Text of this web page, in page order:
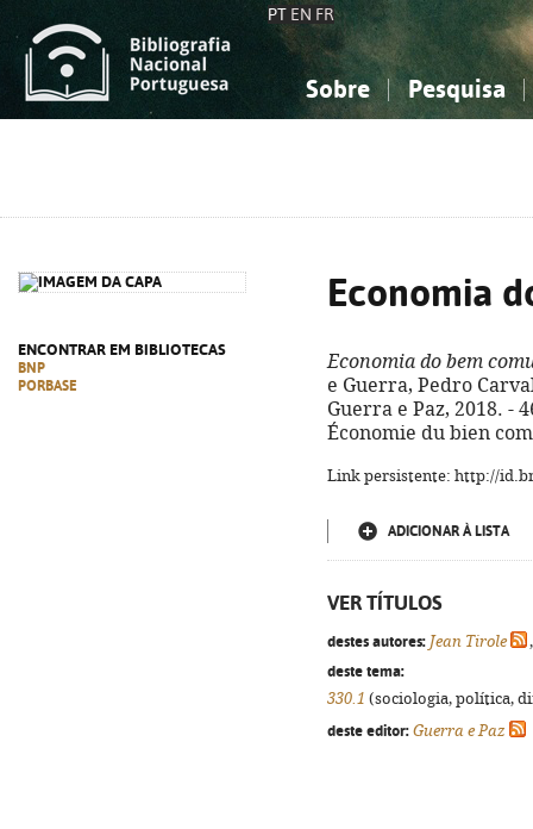
PT EN FR
Sobre Pesquisa
ENCONTRAR EM BIBLIOTECAS
BNP
PORBASE
Economia
Economia do bem
e Guerra, Pedro
Guerra e Paz, 2018. -
Économie du bien
Link persistente: http://
ADICIONAR À LISTA
VER TÍTULOS
destes autores: Jean Tirole
deste tema:
330.1 (sociologia, política,
deste editor: Guerra e Paz